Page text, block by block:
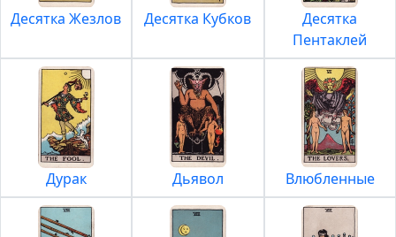
Десятка Жезлов Десятка Кубков
Десятка
Пентаклей
Дурак Дьявол Влюбленные